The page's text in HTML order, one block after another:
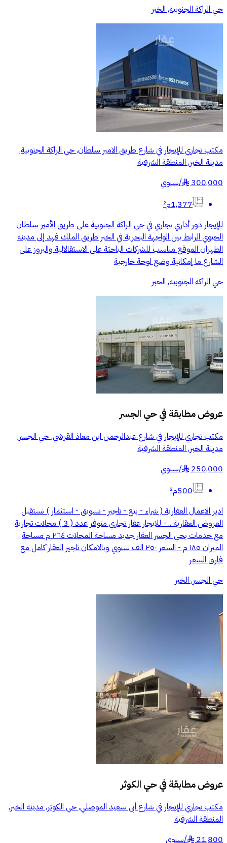
حي الراكة الجنوبية, الخبر
مكتب تجاري للإيجار في شارع طريق الامير سلطان, حي الراكة الجنوبية,
مدينة الخبر, المنطقة الشرقية
300,000
§
/سنوي
1,377م²
‏للإيجار دور أداري نجاري ‏في حي الراكة الجنوبية على طريق الأمير سلطان
الحيوي ‏الرابط بين الواجهة البحرية في الخبر طريق الملك فهد إلى مدينة
الظهران ‏الموقع مناسب ‏للشركات الباحثة على الاستقالالية والبروز على
الشارع ‏ما إمكانية وضع لوحة خارجية
حي الراكة الجنوبية, الخبر
عروض مطابقة فيحي الجسر
مكتب تجاري للإيجار في شارع عبدالرحمن ابن معاذ القرشي, حي الجسر,
مدينة الخبر, المنطقة الشرقية
250,000
§
/سنوي
500م²
ادير الاعمال العقارية ( شراء - بيع - تاجير - تسويق - استثمار ) نستقبل
العروض العقارية .. - للايجار عقار تجاري متوفر عدد ( 3 ) محلات تجارية
مع خدمات بحي الجسر العقار جديد مساحة المحلات ٢٦٤ م مساحة
الميزان ١٨٥ م - السعر ٢٥٠ الف سنوي وبالامكان تاجير العقار كامل مع
فارق السعر
حي الجسر, الخبر
عروض مطابقة فيحي الكوثر
مكتب تجاري للإيجار في شارع أبي سعيد الموصلي, حي الكوثر, مدينة الخبر,
المنطقة الشرقية
21,800
§
/سنوي